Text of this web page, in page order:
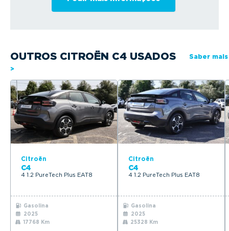
OUTROS CITROËN C4 USADOS
Saber mais
>
Citroën
C4
4 1.2 PureTech Plus EAT8
Gasolina
2025
17768 Km
Citroën
C4
4 1.2 PureTech Plus EAT8
Gasolina
2025
25328 Km